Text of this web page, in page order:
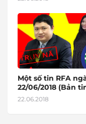
Một số tin RFA
22/06/2018 (Bản
22.06.2018